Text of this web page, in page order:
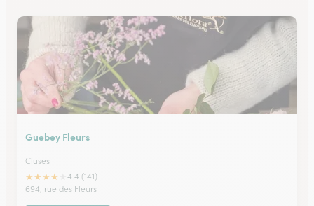
Guebey Fleurs
Cluses
★★★★
4.4 (141)
694, rue des Fleurs